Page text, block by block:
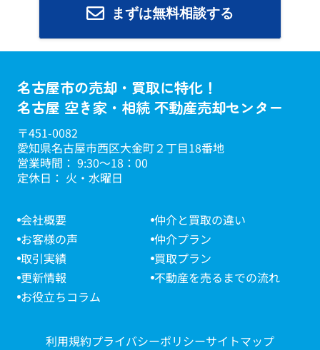
まずは無料相談する
名古屋市の売却・買取に特化！
名古屋 空き家・相続 不動産売却センター
〒451-0082
愛知県名古屋市西区大金町２丁目18番地
営業時間： 9:30～18：00
定休日： 火・水曜日
会社概要
仲介と買取の違い
お客様の声
仲介プラン
取引実績
買取プラン
更新情報
不動産を売るまでの流れ
お役立ちコラム
利用規約プライバシーポリシーサイトマップ